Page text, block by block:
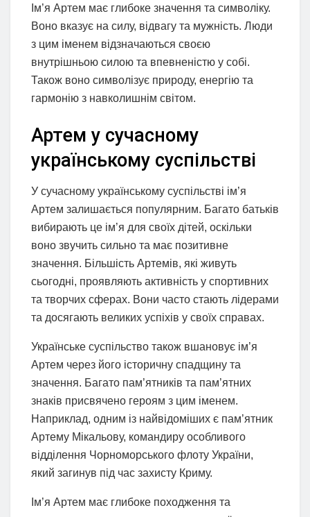
Ім’я Артем має глибоке значення та символіку.
Воно вказує на силу, відвагу та мужність. Люди
з цим іменем відзначаються своєю
внутрішньою силою та впевненістю у собі.
Також воно символізує природу, енергію та
гармонію з навколишнім світом.
Артем у сучасному
українському суспільстві
У сучасному українському суспільстві ім’я
Артем залишається популярним. Багато батьків
вибирають це ім’я для своїх дітей, оскільки
воно звучить сильно та має позитивне
значення. Більшість Артемів, які живуть
сьогодні, проявляють активність у спортивних
та творчих сферах. Вони часто стають лідерами
та досягають великих успіхів у своїх справах.
Українське суспільство також вшановує ім’я
Артем через його історичну спадщину та
значення. Багато пам’ятників та пам’ятних
знаків присвячено героям з цим іменем.
Наприклад, одним із найвідоміших є пам’ятник
Артему Мікальову, командиру особливого
відділення Чорноморського флоту України,
який загинув під час захисту Криму.
Ім’я Артем має глибоке походження та